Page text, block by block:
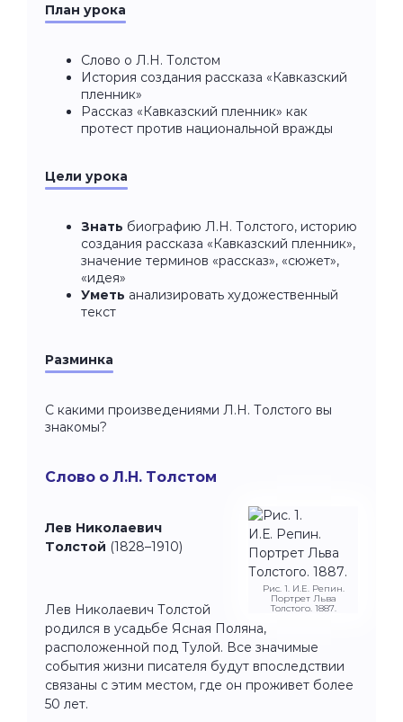
План урока
Слово о Л.Н. Толстом
История создания рассказа «Кавказский
пленник»
Рассказ «Кавказский пленник» как
протест против национальной вражды
Цели урока
Знать биографию Л.Н. Толстого, историю
создания рассказа «Кавказский пленник»,
значение терминов «рассказ», «сюжет»,
«идея»
Уметь анализировать художественный
текст
Разминка
С какими произведениями Л.Н. Толстого вы
знакомы?
Слово о Л.Н. Толстом
Рис. 1. И.Е. Репин.
Портрет Льва
Толстого. 1887.
Лев Николаевич
Толстой (1828–1910)
Лев Николаевич Толстой
родился в усадьбе Ясная Поляна,
расположенной под Тулой. Все значимые
события жизни писателя будут впоследствии
связаны с этим местом, где он проживет более
50 лет.